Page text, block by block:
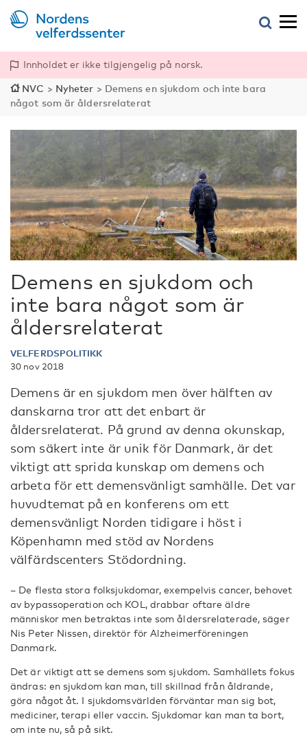
Innholdet er ikke tilgjengelig på norsk.
NVC > Nyheter > Demens en sjukdom och inte bara
något som är åldersrelaterat
Demens en sjukdom och
inte bara något som är
åldersrelaterat
VELFERDSPOLITIKK
30 nov 2018
Demens är en sjukdom men över hälften av
danskarna tror att det enbart är
åldersrelaterat. På grund av denna okunskap,
som säkert inte är unik för Danmark, är det
viktigt att sprida kunskap om demens och
arbeta för ett demensvänligt samhälle. Det var
huvudtemat på en konferens om ett
demensvänligt Norden tidigare i höst i
Köpenhamn med stöd av Nordens
välfärdscenters Stödordning.
– De flesta stora folksjukdomar, exempelvis cancer, behovet
av bypassoperation och KOL, drabbar oftare äldre
människor men betraktas inte som åldersrelaterade, säger
Nis Peter Nissen, direktör för Alzheimerföreningen
Danmark.
Det är viktigt att se demens som sjukdom. Samhällets fokus
ändras: en sjukdom kan man, till skillnad från åldrande,
göra något åt. I sjukdomsvärlden förväntar man sig bot,
mediciner, terapi eller vaccin. Sjukdomar kan man ta bort,
om inte nu, så på sikt.